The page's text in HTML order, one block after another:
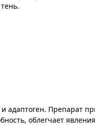
адаптоген. Препарат
облегчает